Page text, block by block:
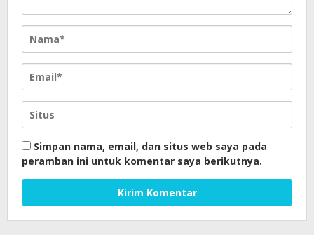
Simpan nama, email, dan situs web saya pada
peramban ini untuk komentar saya berikutnya.